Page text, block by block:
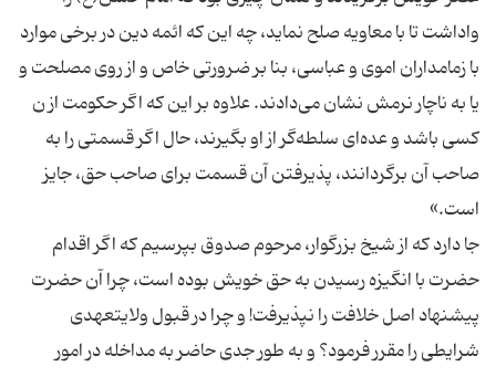
واداشت تا با معاویه صلح نماید، چه این كه ائمه دین در برخی موارد
با زمامداران اموی و عباسی، بنا بر ضرورتی خاص و از روی مصلحت و
یا به ناچار نرمش نشان می‌دادند. علاوه بر این كه اگر حكومت از ن
كسی باشد و عده‌ای سلطه‌گر از او بگیرند، حال اگر قسمتی را به
صاحب آن برگردانند، پذیرفتن آن قسمت برای صاحب حق، جایز
جا دارد كه از شیخ بزرگوار، مرحوم صدوق بپرسیم كه اگر اقدام
حضرت با انگیزه رسیدن به حق خویش بوده است، چرا آن حضرت
پیشنهاد اصل خلافت را نپذیرفت! و چرا در قبول ولایتعهدی
شرایطی را مقرر فرمود؟ و به طور جدی حاضر به مداخله در امور